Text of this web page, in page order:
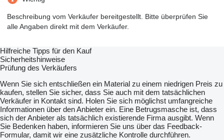
Beschreibung vom Verkäufer bereitgestellt. Bitte überprüfen Sie
alle Angaben direkt mit dem Verkäufer.
Hilfreiche Tipps für den Kauf
Sicherheitshinweise
Prüfung des Verkäufers
Wenn Sie sich entschließen ein Material zu einem niedrigen Preis zu
kaufen, stellen Sie sicher, dass Sie auch mit dem tatsächlichen
Verkäufer in Kontakt sind. Holen Sie sich möglichst umfangreiche
Informationen über den Anbieter ein. Eine Betrugsmasche ist, dass
sich der Anbieter als tatsächlich existierende Firma ausgibt. Wenn
Sie Bedenken haben, informieren Sie uns über das Feedback-
Formular, damit wir eine zusätzliche Kontrolle durchführen.